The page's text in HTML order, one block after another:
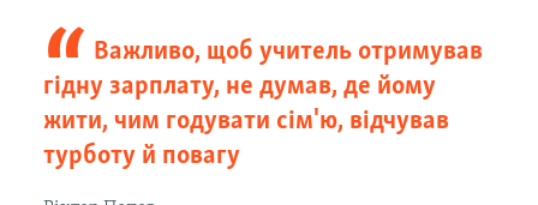
Важливо, щоб учитель отримував
гідну зарплату, не думав, де йому
жити, чим годувати сім'ю, відчував
турботу й повагу